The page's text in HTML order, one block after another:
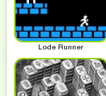
Lode Runner